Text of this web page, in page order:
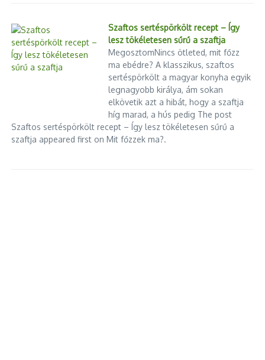
A budapesti újságárusítás
története – Fénykor és
hanyatlás
Következő
Lángokban áll egy előfűtő
mozdony a Keletiben
Szaftos sertéspörkölt recept – Így
lesz tökéletesen sűrű a szaftja
MegosztomNincs ötleted, mit főzz
ma ebédre? A klasszikus, szaftos
sertéspörkölt a magyar konyha egyik
legnagyobb királya, ám sokan
elkövetik azt a hibát, hogy a szaftja
híg marad, a hús pedig The post
Szaftos sertéspörkölt recept – Így lesz tökéletesen sűrű a
szaftja appeared first on Mit főzzek ma?.